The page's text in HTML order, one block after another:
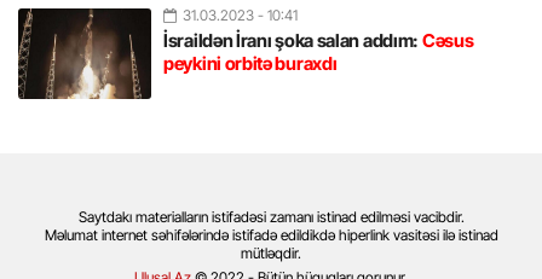
31.03.2023 - 10:41
İsraildən İranı şoka salan addım: Cəsus
peykini orbitə buraxdı
Saytdakı materialların istifadəsi zamanı istinad edilməsi vacibdir.
Məlumat internet səhifələrində istifadə edildikdə hiperlink vasitəsi ilə istinad
mütləqdir.